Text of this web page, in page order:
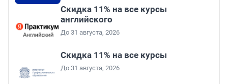
Скидка 11% на все курсы
английского
До 31 августа, 2026
Скидка 11% на все курсы
До 31 августа, 2026